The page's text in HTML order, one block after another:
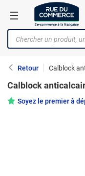
Retour Calblock
Calblock
Soyez le premier à